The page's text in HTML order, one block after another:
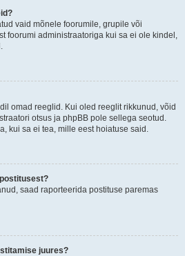
vaid mõnele foorumile, grupile või
foorumi administraatoriga kui sa ei ole kindel,
omad reeglid. Kui oled reeglit rikkunud, võid
otsus ja phpBB pole sellega seotud.
kui sa ei tea, mille eest hoiatuse said.
saad raporteerida postituse paremas
juures?